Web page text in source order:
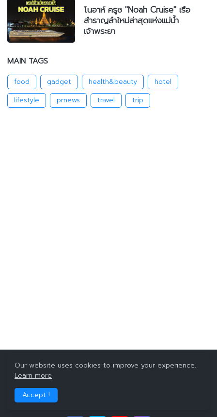
โนอาห์ ครูซ "Noah Cruise" เรือ
สำราญลำใหม่ล่าสุดแห่งแม่น้ำ
เจ้าพระยา
MAIN TAGS
food gadget health&beauty
hotel
lifestyle
prnews travel trip
ชุมชนของคนที่รักการท่องเที่ยวถ่ายภาพ
Our website uses cookies to improve your experience.
Learn more
Accept !